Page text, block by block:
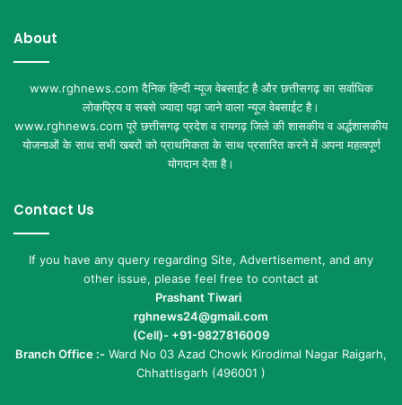
About
www.rghnews.com दैनिक हिन्दी न्यूज वेबसाईट है और छत्तीसगढ़ का सर्वाधिक
लोकप्रिय व सबसे ज्यादा पढ़ा जाने वाला न्यूज वेबसाईट है।
www.rghnews.com पूरे छत्तीसगढ़ प्रदेश व रायगढ़ जिले की शासकीय व अर्द्धशासकीय
योजनाओं के साथ सभी खबरों को प्राथमिकता के साथ प्रसारित करने में अपना महत्वपूर्ण
योगदान देता है।
Contact Us
If you have any query regarding Site, Advertisement, and any
other issue, please feel free to contact at
Prashant Tiwari
rghnews24@gmail.com
(Cell)- +91-9827816009
Branch Office :- Ward No 03 Azad Chowk Kirodimal Nagar Raigarh,
Chhattisgarh (496001 )